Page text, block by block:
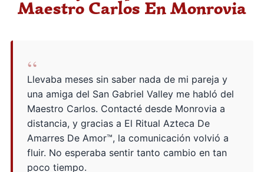
Maestro Carlos En Monrovia
“
Llevaba meses sin saber nada de mi pareja y
una amiga del San Gabriel Valley me habló del
Maestro Carlos. Contacté desde Monrovia a
distancia, y gracias a El Ritual Azteca De
Amarres De Amor™, la comunicación volvió a
fluir. No esperaba sentir tanto cambio en tan
poco tiempo.